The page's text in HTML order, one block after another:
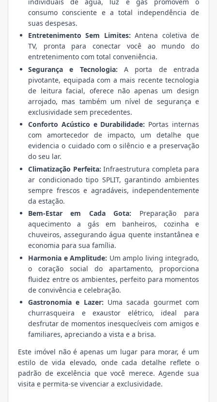
consumo consciente e a total independência de
suas despesas.
Entretenimento Sem Limites: Antena coletiva de
TV, pronta para conectar você ao mundo do
entretenimento com total conveniência.
Segurança e Tecnologia: A porta de entrada
pivotante, equipada com a mais recente tecnologia
de leitura facial, oferece não apenas um design
arrojado, mas também um nível de segurança e
exclusividade sem precedentes.
Conforto Acústico e Durabilidade: Portas internas
com amortecedor de impacto, um detalhe que
evidencia o cuidado com o silêncio e a preservação
do seu lar.
Climatização Perfeita: Infraestrutura completa para
ar condicionado tipo SPLIT, garantindo ambientes
sempre frescos e agradáveis, independentemente
da estação.
Bem-Estar em Cada Gota: Preparação para
aquecimento a gás em banheiros, cozinha e
chuveiros, assegurando água quente instantânea e
economia para sua família.
Harmonia e Amplitude: Um amplo living integrado,
o coração social do apartamento, proporciona
fluidez entre os ambientes, perfeito para momentos
de convivência e celebração.
Gastronomia e Lazer: Uma sacada gourmet com
churrasqueira e exaustor elétrico, ideal para
desfrutar de momentos inesquecíveis com amigos e
familiares, apreciando a vista e a brisa.
Este imóvel não é apenas um lugar para morar, é um
estilo de vida elevado, onde cada detalhe reflete o
padrão de excelência que você merece. Agende sua
visita e permita-se vivenciar a exclusividade.